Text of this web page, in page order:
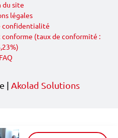
du site
légales
confidentialité
(taux de conformité :
FAQ
| Akolad Solutions